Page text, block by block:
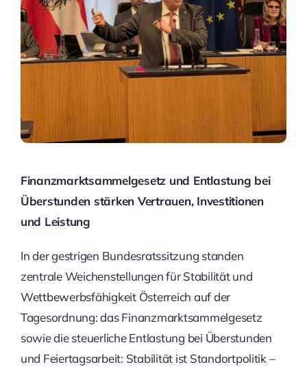
Finanzmarktsammelgesetz und Entlastung bei
Überstunden stärken Vertrauen, Investitionen
und Leistung
In der gestrigen Bundesratssitzung standen
zentrale Weichenstellungen für Stabilität und
Wettbewerbsfähigkeit Österreich auf der
Tagesordnung: das Finanzmarktsammelgesetz
sowie die steuerliche Entlastung bei Überstunden
und Feiertagsarbeit: Stabilität ist Standortpolitik –